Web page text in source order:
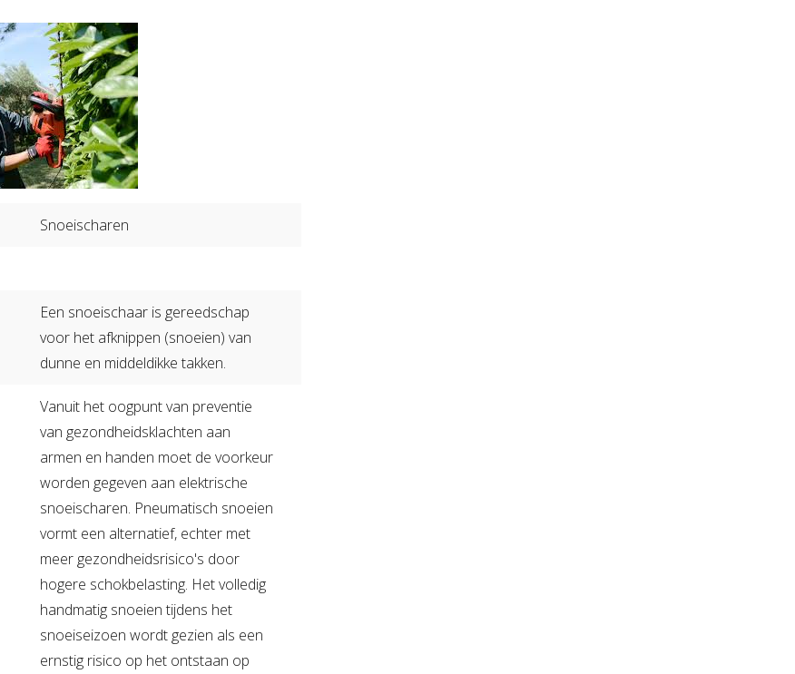
Snoeischaren
Een snoeischaar is gereedschap
voor het afknippen (snoeien) van
dunne en middeldikke takken.
Vanuit het oogpunt van preventie
van gezondheidsklachten aan
armen en handen moet de voorkeur
worden gegeven aan elektrische
snoeischaren. Pneumatisch snoeien
vormt een alternatief, echter met
meer gezondheidsrisico's door
hogere schokbelasting. Het volledig
handmatig snoeien tijdens het
snoeiseizoen wordt gezien als een
ernstig risico op het ontstaan op